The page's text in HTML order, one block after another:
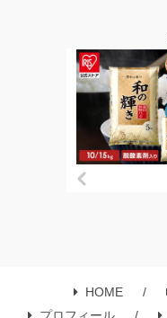
HOME